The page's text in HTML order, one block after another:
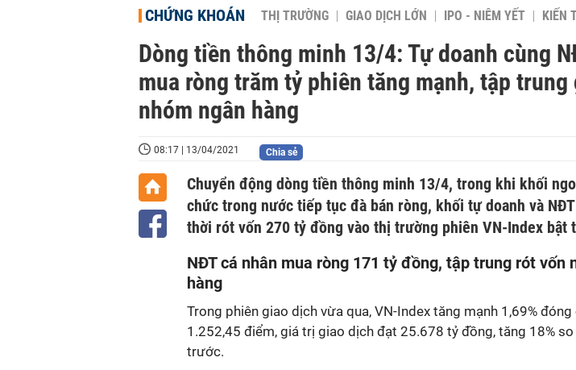
CHỨNG KHOÁN THỊ TRƯỜNG GIAO DỊCH LỚN IPO - NIÊM YẾT KIẾN
Dòng tiền thông minh 13/4: Tự doanh cùng
mua ròng trăm tỷ phiên tăng mạnh, tập trung
nhóm ngân hàng
08:17 | 13/04/2021 Chia sẻ
Chuyển động dòng tiền thông minh 13/4, trong khi khối
chức trong nước tiếp tục đà bán ròng, khối tự doanh và
thời rót vốn 270 tỷ đồng vào thị trường phiên VN-Index bật
NĐT cá nhân mua ròng 171 tỷ đồng, tập trung rót vốn
hàng
Trong phiên giao dịch vừa qua, VN-Index tăng mạnh 1,69%
1.252,45 điểm, giá trị giao dịch đạt 25.678 tỷ đồng, tăng 18%
trước.